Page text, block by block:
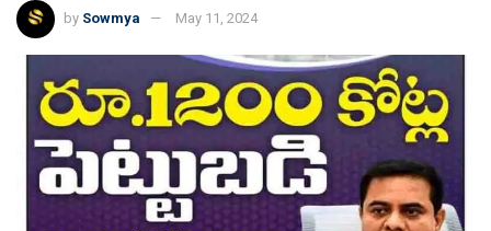
by Sowmya May 11, 2024